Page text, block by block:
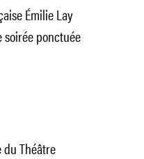
Émilie Lay
soirée ponctuée
Théâtre